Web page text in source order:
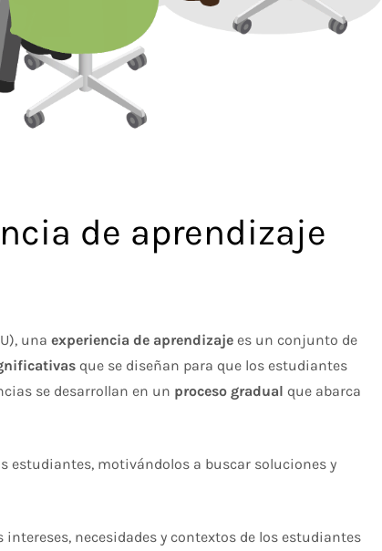
de aprendizaje
unaexperiencia de aprendizaje es un conjunto de
que se diseñan para que los estudiantes
se desarrollan en un proceso gradual que abarca
estudiantes, motivándolos a buscar soluciones y
necesidades y contextos de los estudiantes